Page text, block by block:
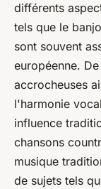
différents
tels que le
sont souvent
européenne.
accrocheuses
l'harmonie
influence
chansons
musique
de sujets tels